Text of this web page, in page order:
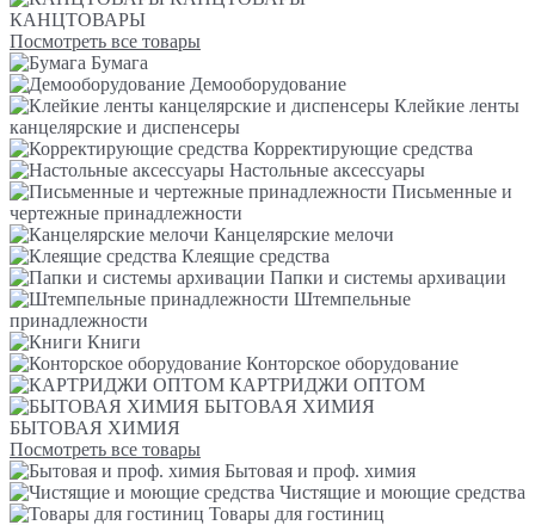
КАНЦТОВАРЫ
Посмотреть все товары
Бумага
Демооборудование
Клейкие ленты
канцелярские и диспенсеры
Корректирующие средства
Настольные аксессуары
Письменные и
чертежные принадлежности
Канцелярские мелочи
Клеящие средства
Папки и системы архивации
Штемпельные
принадлежности
Книги
Конторское оборудование
КАРТРИДЖИ ОПТОМ
БЫТОВАЯ ХИМИЯ
БЫТОВАЯ ХИМИЯ
Посмотреть все товары
Бытовая и проф. химия
Чистящие и моющие средства
Товары для гостиниц